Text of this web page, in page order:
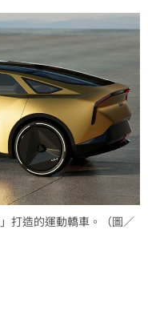
打造的運動轎車。（圖／